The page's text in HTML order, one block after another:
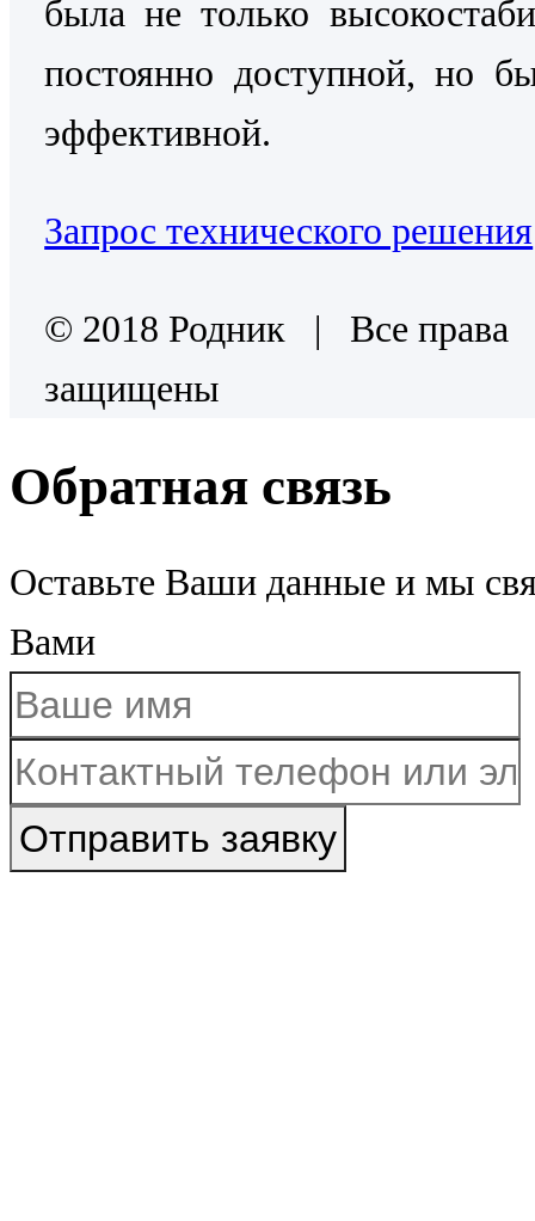
была не только
постоянно доступной, но
эффективной.
Запрос технического решения
© 2018 Родник | Все права
защищены
Обратная связь
Оставьте Ваши данные и мы
Вами